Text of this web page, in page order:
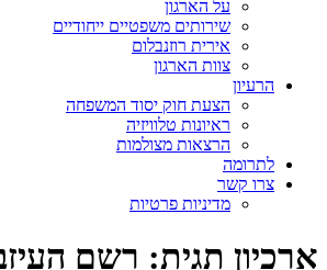
על הארגון
שירותים משפטיים ייחודיים
אירית רוזנבלום
צוות הארגון
הרעיון
הצעת חוק יסוד המשפחה
ראיונות טלוויזיה
הרצאות מצולמות
לתרומה
צרו קשר
מדיניות פרטיות
ארכיון תגית: רשם